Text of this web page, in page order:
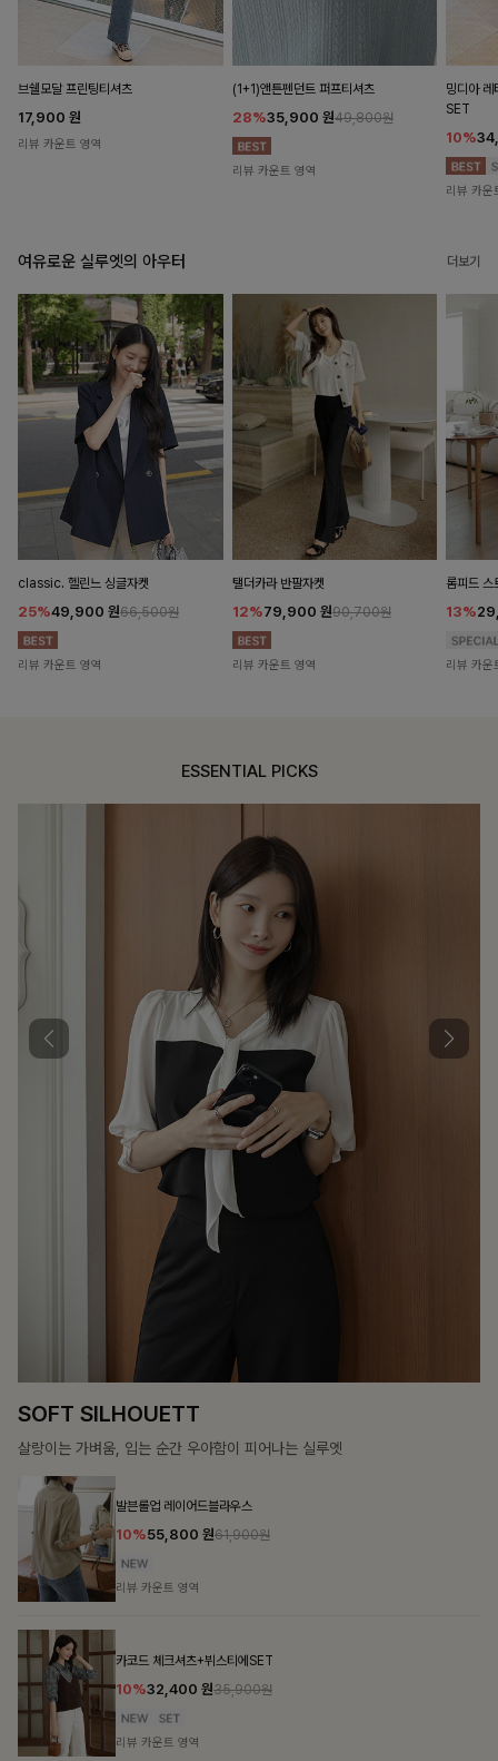
브쉘모달 프린팅티셔츠
17,900 원
리뷰 카운트 영역
(1+1)앤튼펜던트 퍼프티셔츠
28%35,900 원49,800원
리뷰 카운트 영역
밍디아 레
SET
10%
리뷰 카운
여유로운 실루엣의 아우터 더보기
classic. 헬린느 싱글자켓
25%49,900 원66,500원
리뷰 카운트 영역
탤더카라 반팔자켓
12%79,900 원90,700원
리뷰 카운트 영역
롬피드 스
13%
리뷰 카운
ESSENTIAL PICKS
COZY ESSENTIAL
매일의 일상을 부드럽게 감싸줄 니트 컬렉션
콤비스코스 펜던트카라니트
10%29,700 원32,900원
리뷰 카운트 영역
26,900